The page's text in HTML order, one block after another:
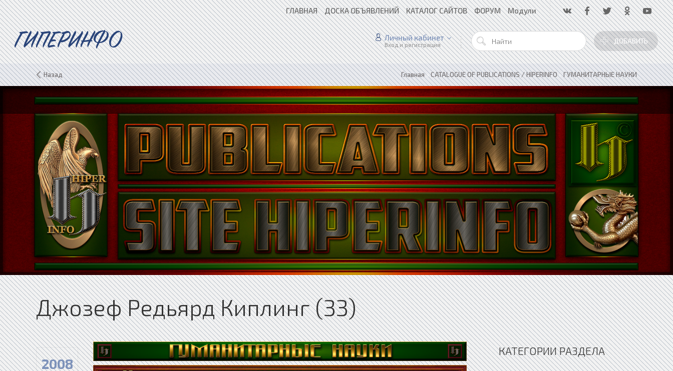
ГЛАВНАЯ ДОСКА ОБЪЯВЛЕНИЙ КАТАЛОГ САЙТОВ ФОРУМ Модули
ГИПЕРИНФО ДОБАВИТЬ
Личный кабинет
Вход и регистрация
Назад Главная»CATALOGUE OF PUBLICATIONS / HIPERINFO»ГУМАНИТАРНЫЕ НАУКИ
Джозеф Редьярд Киплинг (33)
2008
КАТЕГОРИИ РАЗДЕЛА